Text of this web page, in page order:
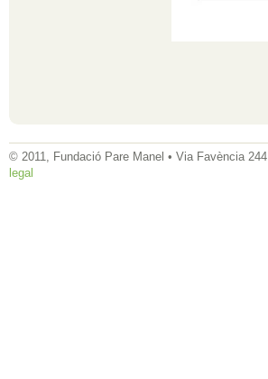
© 2011, Fundació Pare Manel • Via Favència
legal